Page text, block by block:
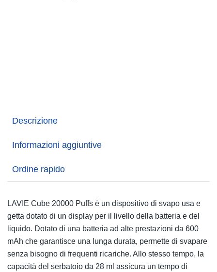
Descrizione
Informazioni aggiuntive
Ordine rapido
LAVIE Cube 20000 Puffs è un dispositivo di svapo usa e
getta dotato di un display per il livello della batteria e del
liquido. Dotato di una batteria ad alte prestazioni da 600
mAh che garantisce una lunga durata, permette di svapare
senza bisogno di frequenti ricariche. Allo stesso tempo, la
capacità del serbatoio da 28 ml assicura un tempo di